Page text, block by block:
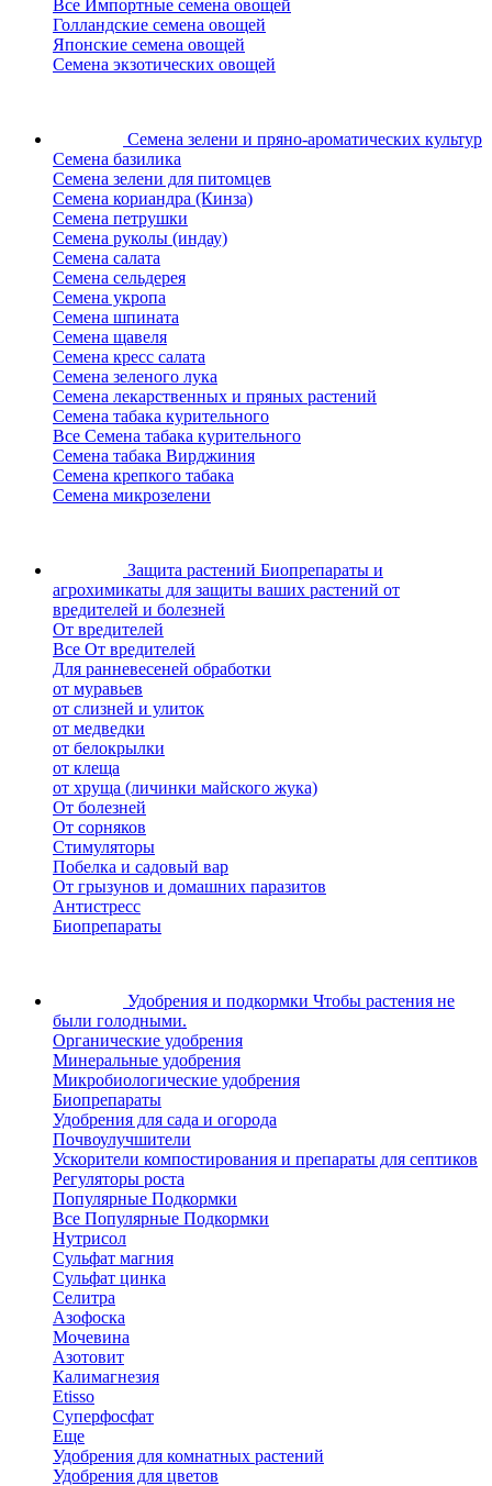
Все Импортные семена овощей
Голландские семена овощей
Японские семена овощей
Семена экзотических овощей
Семена зелени и пряно-ароматических культур
Семена базилика
Семена зелени для питомцев
Семена кориандра (Кинза)
Семена петрушки
Семена руколы (индау)
Семена салата
Семена сельдерея
Семена укропа
Семена шпината
Семена щавеля
Семена кресс салата
Семена зеленого лука
Семена лекарственных и пряных растений
Семена табака курительного
Все Семена табака курительного
Семена табака Вирджиния
Семена крепкого табака
Семена микрозелени
Защита растений Биопрепараты и
агрохимикаты для защиты ваших растений от
вредителей и болезней
От вредителей
Все От вредителей
Для ранневесеней обработки
от муравьев
от слизней и улиток
от медведки
от белокрылки
от клеща
от хруща (личинки майского жука)
От болезней
От сорняков
Стимуляторы
Побелка и садовый вар
От грызунов и домашних паразитов
Антистресс
Биопрепараты
Удобрения и подкормки Чтобы растения не
были голодными.
Органические удобрения
Минеральные удобрения
Микробиологические удобрения
Биопрепараты
Удобрения для сада и огорода
Почвоулучшители
Ускорители компостирования и препараты для септиков
Регуляторы роста
Популярные Подкормки
Все Популярные Подкормки
Нутрисол
Сульфат магния
Сульфат цинка
Селитра
Азофоска
Мочевина
Азотовит
Калимагнезия
Etisso
Суперфосфат
Еще
Удобрения для комнатных растений
Удобрения для цветов